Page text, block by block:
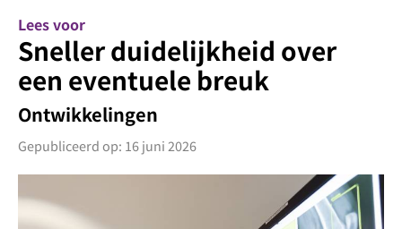
Lees voor
Sneller duidelijkheid over
een eventuele breuk
Ontwikkelingen
Gepubliceerd op: 16 juni 2026